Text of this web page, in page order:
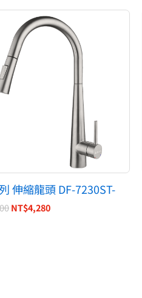
伸縮龍頭 DF-7230ST-
原
價
格：
NT$10,800。
NT$4,280
目
前
NT$4,280。